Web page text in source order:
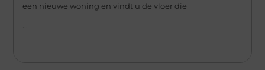
een nieuwe woning en vindt u de vloer die